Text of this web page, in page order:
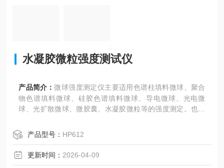
水凝胶微粒强度测试仪
产品简介：微球强度测定仪主要适用色谱柱填料微球、聚合
物色谱填料微球、硅胶色谱填料微球、导电微球、光电微
球、光扩散微球、微胶囊、水凝胶微粒等的强度测定。也可
定。该机也叫微球强度检测仪，微球测试仪，微球强度测定
仪、微胶囊强度测试仪、微胶囊破裂强度测试仪、水凝胶微
粒强度测试仪、栓塞药物强度测试仪。
产品型号： HP612
更新时间： 2026-04-09